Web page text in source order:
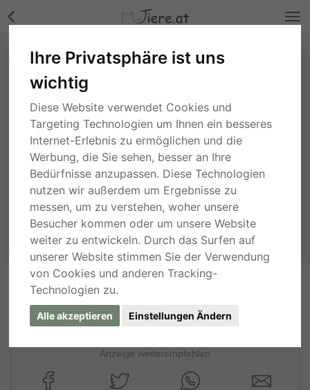
Ihre Privatsphäre ist uns
wichtig
Diese Website verwendet Cookies und
Targeting Technologien um Ihnen ein besseres
Internet-Erlebnis zu ermöglichen und die
Werbung, die Sie sehen, besser an Ihre
Bedürfnisse anzupassen. Diese Technologien
nutzen wir außerdem um Ergebnisse zu
messen, um zu verstehen, woher unsere
Besucher kommen oder um unsere Website
weiter zu entwickeln. Durch das Surfen auf
unserer Website stimmen Sie der Verwendung
von Cookies und anderen Tracking-
Technologien zu.
Alle akzeptieren Einstellungen Ändern
ANFRAGE AN DEN ANBIETER
Anzeige weiterempfehlen